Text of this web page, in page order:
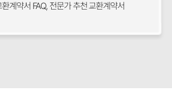
계약서 FAQ, 전문가 추천 교환계약서